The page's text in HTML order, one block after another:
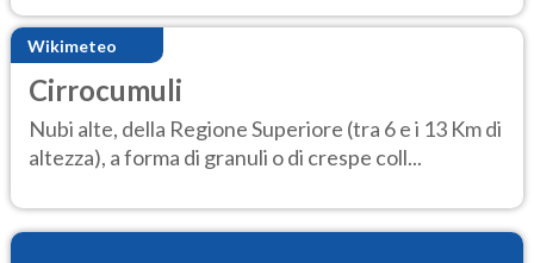
Wikimeteo
Cirrocumuli
Nubi alte, della Regione Superiore (tra 6 e i 13 Km di
altezza), a forma di granuli o di crespe coll...